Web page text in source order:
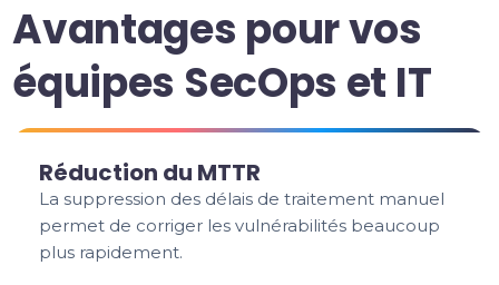
Avantages pour vos
équipes SecOps et IT
Réduction du MTTR
La suppression des délais de traitement manuel
permet de corriger les vulnérabilités beaucoup
plus rapidement.